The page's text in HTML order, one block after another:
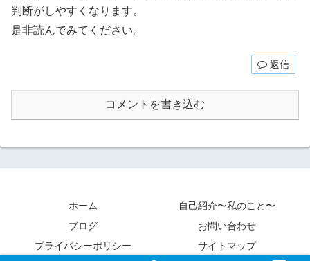
判断がしやすくなります。
是非読んでみてください。
返信
コメントを書き込む
ホーム
自己紹介〜私のこと〜
ブログ
お問い合わせ
プライバシーポリシー
サイトマップ